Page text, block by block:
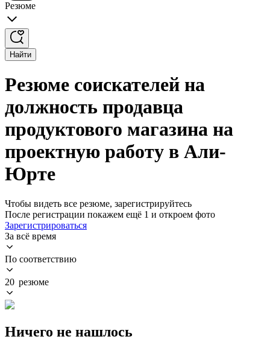
Резюме
Найти
Резюме соискателей на
должность продавца
продуктового магазина на
проектную работу в Али-
Юрте
Чтобы видеть все резюме, зарегистрируйтесь
После регистрации покажем ещё 1 и откроем фото
Зарегистрироваться
За всё время
По соответствию
20 резюме
Ничего не нашлось